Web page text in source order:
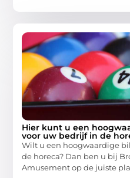
Hier kunt u een
voor uw bedrijf in de
Wilt u een hoogwaardige
de horeca? Dan ben u bij
Amusement op de juiste